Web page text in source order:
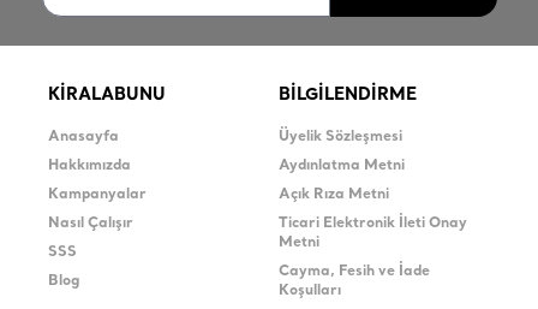
KİRALABUNU
Anasayfa
Hakkımızda
Kampanyalar
Nasıl Çalışır
SSS
Blog
BİLGİLENDİRME
Üyelik Sözleşmesi
Aydınlatma Metni
Açık Rıza Metni
Ticari Elektronik İleti Onay
Metni
Cayma, Fesih ve İade
Koşulları